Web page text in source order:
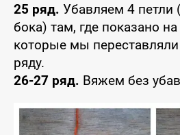
25 ряд. Убавляем 4 петли
бока) там, где показано
которые мы
ряду.
26-27 ряд. Вяжем без